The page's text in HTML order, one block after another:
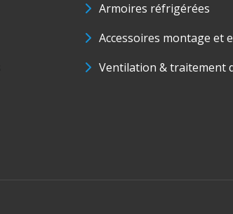
Armoires réfrigérées
Accessoires montage et
Ventilation & traitement